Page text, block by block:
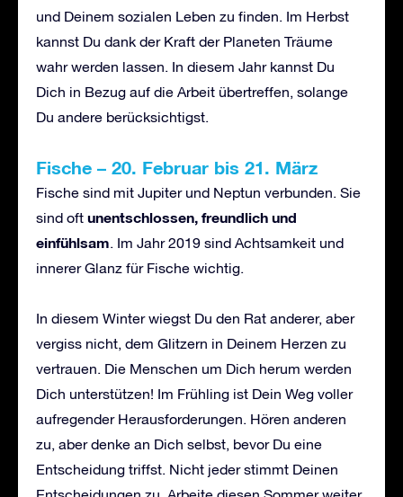
und Deinem sozialen Leben zu finden. Im Herbst
kannst Du dank der Kraft der Planeten Träume
wahr werden lassen. In diesem Jahr kannst Du
Dich in Bezug auf die Arbeit übertreffen, solange
Du andere berücksichtigst.
Fische – 20. Februar bis 21. März
Fische sind mit Jupiter und Neptun verbunden. Sie
sind oft unentschlossen, freundlich und
einfühlsam. Im Jahr 2019 sind Achtsamkeit und
innerer Glanz für Fische wichtig.
In diesem Winter wiegst Du den Rat anderer, aber
vergiss nicht, dem Glitzern in Deinem Herzen zu
vertrauen. Die Menschen um Dich herum werden
Dich unterstützen! Im Frühling ist Dein Weg voller
aufregender Herausforderungen. Hören anderen
zu, aber denke an Dich selbst, bevor Du eine
Entscheidung triffst. Nicht jeder stimmt Deinen